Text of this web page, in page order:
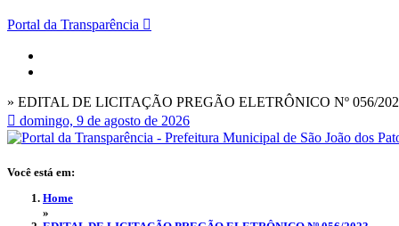
Portal da Transparência
» EDITAL DE LICITAÇÃO PREGÃO ELETRÔNICO Nº 056/
domingo, 9 de agosto de 2026
Você está em:
Home
»